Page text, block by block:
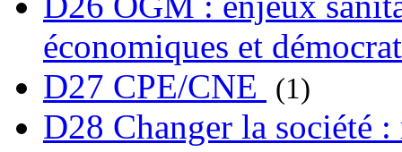
économiques et
D27 CPE/CNE
(1)
D28 Changer la société